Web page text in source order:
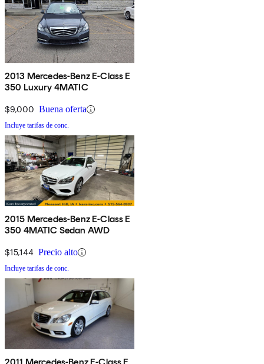
2013 Mercedes-Benz E-Class E
350 Luxury 4MATIC
$9,000 Buena oferta
Incluye tarifas de conc.
2015 Mercedes-Benz E-Class E
350 4MATIC Sedan AWD
$15,144 Precio alto
Incluye tarifas de conc.